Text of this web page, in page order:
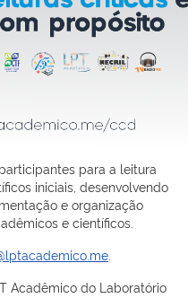
para a leitura
iniciais, desenvolvendo
e organização
e científicos.
Acadêmico do Laboratório